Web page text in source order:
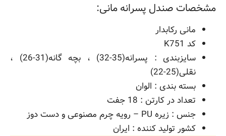
مشخصات صندل پسرانه مانی:
مانی رکابدار
کد K751
سایزبندی : پسرانه(35-32) ، بچه گانه(31-26) ،
نقلی(25-22)
بسته بندی : الوان
تعداد در کارتن : 18 جفت
جنس : زیره PU – رویه چرم مصنوعی و دست دوز
کشور تولید کننده : ایران